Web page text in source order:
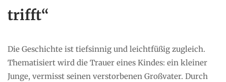
trifft“
Die Geschichte ist tiefsinnig und leichtfüßig zugleich.
Thematisiert wird die Trauer eines Kindes: ein kleiner
Junge, vermisst seinen verstorbenen Großvater. Durch